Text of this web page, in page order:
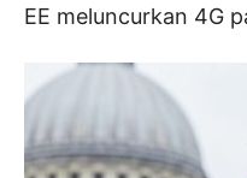
EE meluncurkan 4G